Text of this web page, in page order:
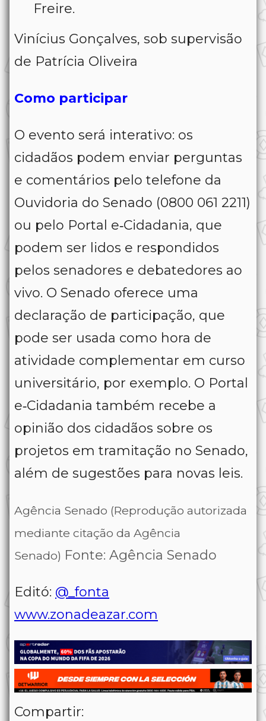
Freire.
Vinícius Gonçalves, sob supervisão
de Patrícia Oliveira
Como participar
O evento será interativo: os
cidadãos podem enviar perguntas
e comentários pelo telefone da
Ouvidoria do Senado (0800 061 2211)
ou pelo Portal e‑Cidadania, que
podem ser lidos e respondidos
pelos senadores e debatedores ao
vivo. O Senado oferece uma
declaração de participação, que
pode ser usada como hora de
atividade complementar em curso
universitário, por exemplo. O Portal
e‑Cidadania também recebe a
opinião dos cidadãos sobre os
projetos em tramitação no Senado,
além de sugestões para novas leis.
Agência Senado (Reprodução autorizada
mediante citação da Agência
Senado) Fonte: Agência Senado
Editó: @_fonta
www.zonadeazar.com
Compartir: